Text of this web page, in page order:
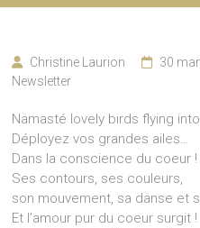
Christine Laurion 30
Newsletter
Namasté lovely birds flying
Déployez vos grandes ailes…
Dans la conscience du coeur !
Ses contours, ses couleurs,
son mouvement, sa danse et
Et l’amour pur du coeur surgit !